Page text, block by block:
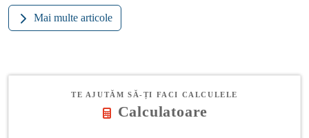
Mai multe articole
TE AJUTĂM SĂ-ȚI FACI CALCULELE
Calculatoare